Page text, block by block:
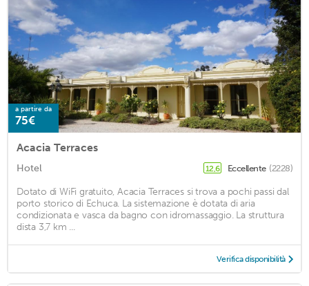
a partire da
75€
Acacia Terraces
Hotel 12,6 Eccellente (2228)
Dotato di WiFi gratuito, Acacia Terraces si trova a pochi passi dal
porto storico di Echuca. La sistemazione è dotata di aria
condizionata e vasca da bagno con idromassaggio. La struttura
dista 3,7 km ...
Verifica disponibilità